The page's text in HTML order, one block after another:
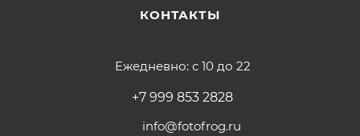
КОНТАКТЫ
Ежедневно: с 10 до 22
+7 999 853 2828
info@fotofrog.ru